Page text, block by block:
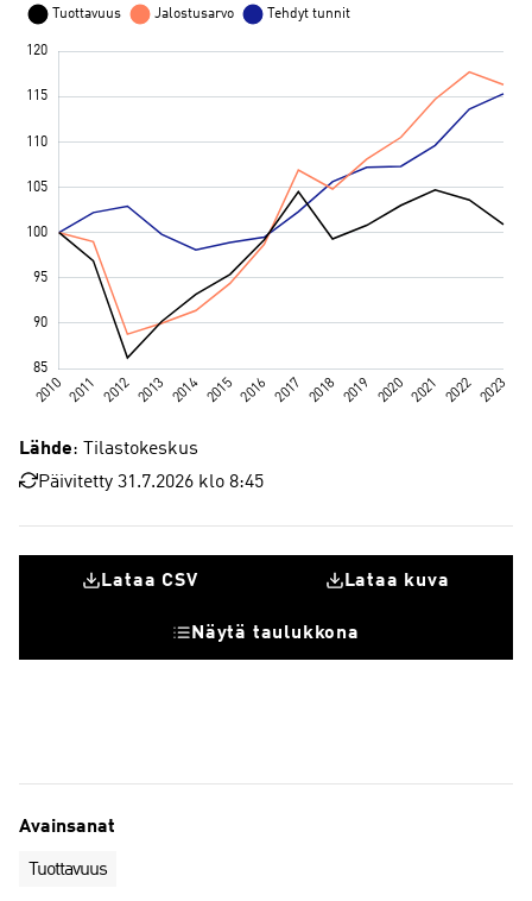
Lähde: Tilastokeskus
Päivitetty 31.7.2026 klo 8:45
Lataa CSV Lataa kuva
Näytä taulukkona
Avainsanat
Tuottavuus